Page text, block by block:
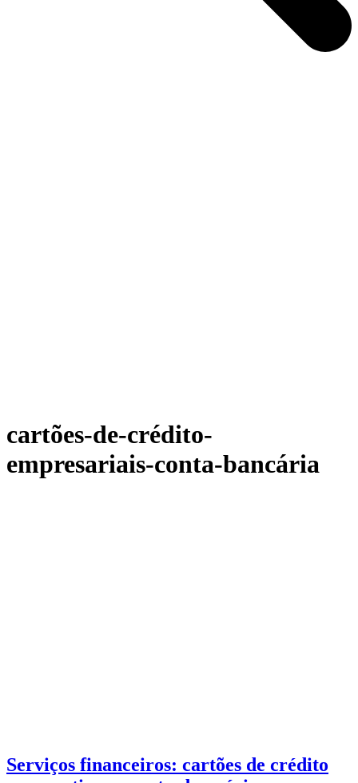
cartões-de-crédito-
empresariais-conta-bancária
Serviços financeiros: cartões de crédito